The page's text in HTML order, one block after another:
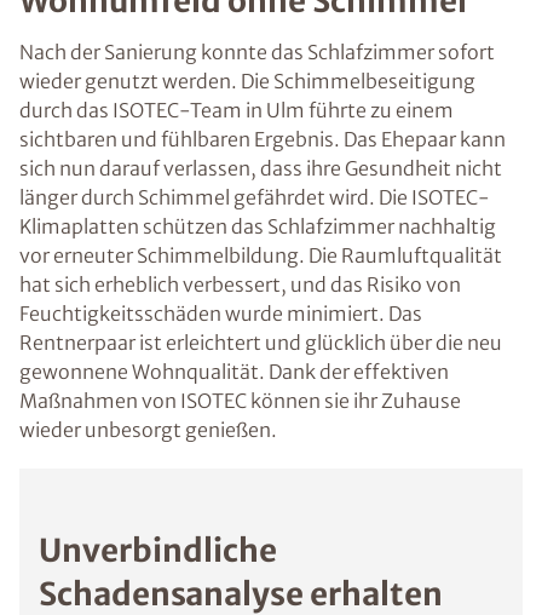
Nach der Sanierung konnte das Schlafzimmer sofort
wieder genutzt werden. Die Schimmelbeseitigung
durch das ISOTEC-Team in Ulm führte zu einem
sichtbaren und fühlbaren Ergebnis. Das Ehepaar kann
sich nun darauf verlassen, dass ihre Gesundheit nicht
länger durch Schimmel gefährdet wird. Die ISOTEC-
Klimaplatten schützen das Schlafzimmer nachhaltig
vor erneuter Schimmelbildung. Die Raumluftqualität
hat sich erheblich verbessert, und das Risiko von
Feuchtigkeitsschäden wurde minimiert. Das
Rentnerpaar ist erleichtert und glücklich über die neu
gewonnene Wohnqualität. Dank der effektiven
Maßnahmen von ISOTEC können sie ihr Zuhause
wieder unbesorgt genießen.
Unverbindliche
Schadensanalyse erhalten